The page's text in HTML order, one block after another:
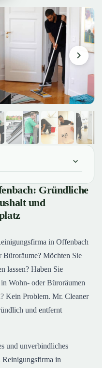
Gründliche Reinigung
am Arbeitsplatz
in Offenbach
Gründliche
und
in Offenbach
Möchten Sie
lassen? Haben Sie
Wohn- oder Büroräumen
Kein Problem. Mr. Cleaner
und entfernt
und unverbindliches
Reinigungsfirma in